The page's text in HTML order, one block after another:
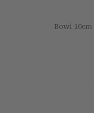
Bowl 10cm